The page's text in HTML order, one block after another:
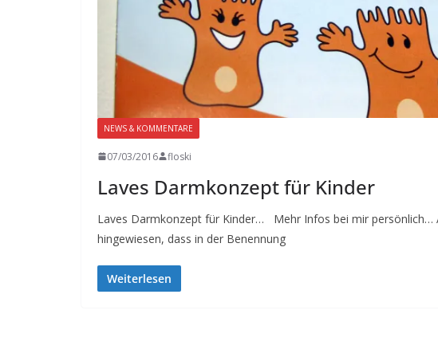
NEWS & KOMMENTARE
07/03/2016 floski
Laves Darmkonzept für Kinder
Laves Darmkonzept für Kinder… Mehr Infos bei mir persönlich…
hingewiesen, dass in der Benennung
Weiterlesen